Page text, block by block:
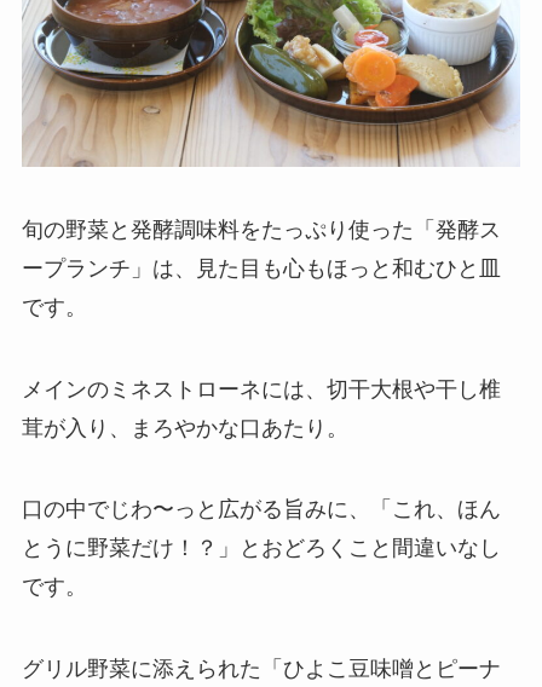
旬の野菜と発酵調味料をたっぷり使った「発酵ス
ープランチ」は、見た目も心もほっと和むひと皿
です。
メインのミネストローネには、切干大根や干し椎
茸が入り、まろやかな口あたり。
口の中でじわ〜っと広がる旨みに、「これ、ほん
とうに野菜だけ！？」とおどろくこと間違いなし
です。
グリル野菜に添えられた「ひよこ豆味噌とピーナ